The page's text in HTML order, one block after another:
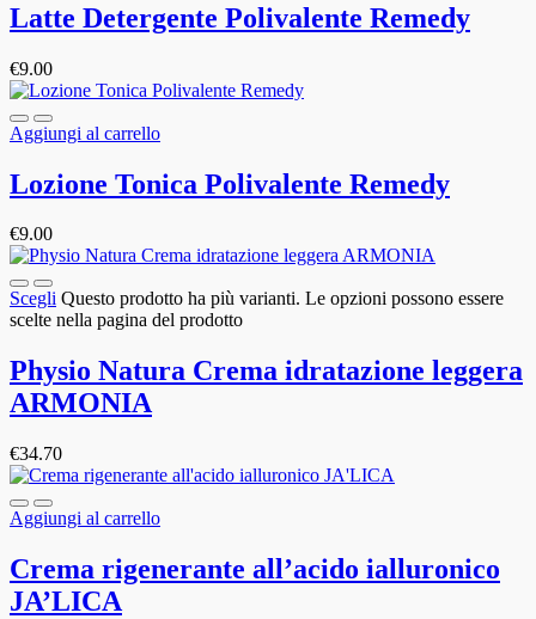
Latte Detergente Polivalente Remedy
€9.00
Aggiungi al carrello
Lozione Tonica Polivalente Remedy
€9.00
Scegli Questo prodotto ha più varianti. Le opzioni possono essere
scelte nella pagina del prodotto
Physio Natura Crema idratazione leggera
ARMONIA
€34.70
Aggiungi al carrello
Crema rigenerante all’acido ialluronico
JA’LICA